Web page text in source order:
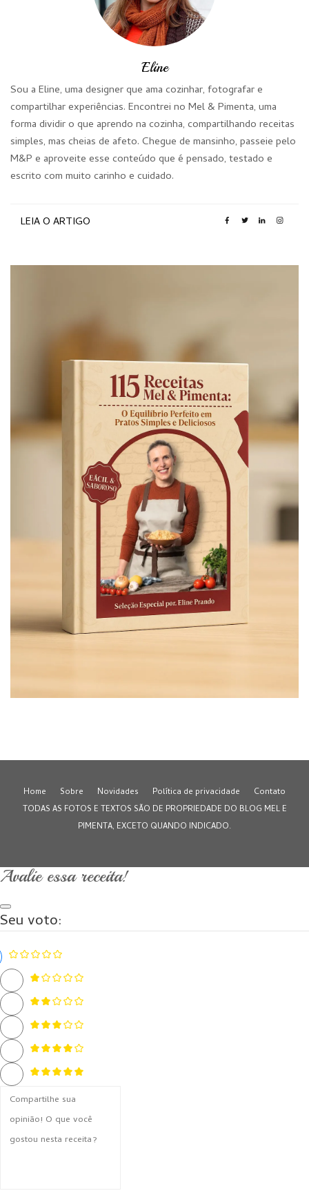
Eline
Sou a Eline, uma designer que ama cozinhar, fotografar e
compartilhar experiências. Encontrei no Mel & Pimenta, uma
forma dividir o que aprendo na cozinha, compartilhando receitas
simples, mas cheias de afeto. Chegue de mansinho, passeie pelo
M&P e aproveite esse conteúdo que é pensado, testado e
escrito com muito carinho e cuidado.
LEIA O ARTIGO
Home Sobre Novidades Política de privacidade
Contato
TODAS AS FOTOS E TEXTOS SÃO DE PROPRIEDADE DO BLOG MEL E
PIMENTA, EXCETO QUANDO INDICADO.
Avalie essa receita!
Seu voto: